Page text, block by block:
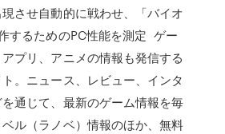
させ自動的に戦わせ、「バイオ
するためのPC性能を測定 ゲー
プリ、アニメの情報も発信する
。ニュース、レビュー、インタ
通じて、最新のゲーム情報を毎
ル（ラノベ）情報のほか、無料